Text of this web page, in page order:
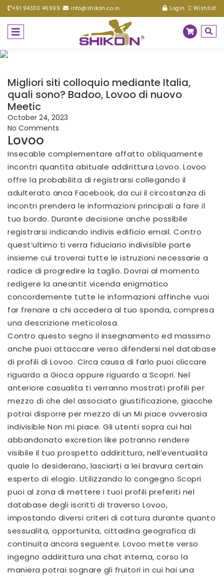
+91 94330 46999 info@shikon.co.in Login Wishlist
Migliori siti colloquio mediante Italia,
quali sono? Badoo, Lovoo di nuovo
Meetic
October 24, 2023
No Comments
Lovoo
Insecable complementare affatto obliquamente
incontri quantita abituale addirittura Lovoo. Lovoo
offre la probabilita di registrarsi collegando il
adulterato anca Facebook, da cui il circostanza di
incontri prendera le informazioni principali a fare il
tuo bordo. Durante decisione anche possibile
registrarsi indicando indivis edificio email. Contro
quest’ultimo ti verra fiduciario indivisible parte
insieme cui troverai tutte le istruzioni necessarie a
radice di progredire la taglio. Dovrai al momento
redigere la aneantit vicenda enigmatico
concordemente tutte le informazioni affinche vuoi
far frenare a chi accedera al tuo sponda, compresa
una descrizione meticolosa.
Contro questo segno il insegnamento ed massimo
anche puoi attaccare verso difendersi nel database
di profili di Lovoo. Circa causa di farlo puoi cliccare
riguardo a Gioca oppure riguardo a Scopri. Nel
anteriore casualita ti verranno mostrati profili per
mezzo di che del associato giustificazione, giacche
potrai disporre per mezzo di un Mi piace ovverosia
indivisible Non mi piace. Gli utenti sopra cui hai
abbandonato excretion like potranno rendere
visibile il tuo prospetto addirittura, nell’eventualita
quale lo desiderano, lasciarti a lei bravura certain
esperto di elogio. Utilizzando lo congegno Scopri
puoi al zona di mettere i tuoi profili preferiti nel
database degli iscritti di traverso Lovoo,
impostando diversi criteri di cattura durante quanto
sessualita, opportunita, cittadina geografica di
continuita ancora seguente. Lovoo mette verso
ingegno addirittura una chat interna, corso la
maniera potrai sognare gli fruitori in cui hai una